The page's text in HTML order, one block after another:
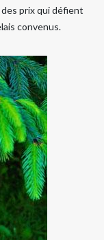
prix qui défient
convenus.